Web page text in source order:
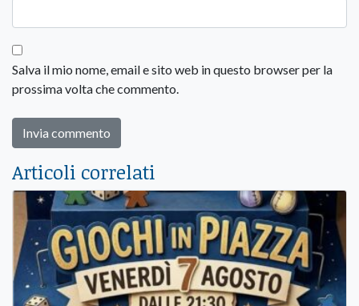
Salva il mio nome, email e sito web in questo browser per la
prossima volta che commento.
Articoli correlati